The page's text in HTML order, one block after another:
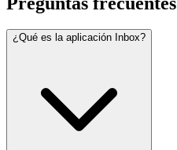
¿Qué es la aplicación Inbox?